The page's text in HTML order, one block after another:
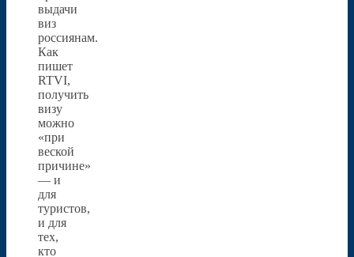
выдачи
виз
россиянам.
Как
пишет
RTVI,
получить
визу
можно
«при
веской
причине»
— и
для
туристов,
и для
тех,
кто